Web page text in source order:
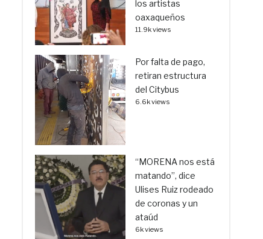
los artistas
oaxaqueños
11.9k views
Por falta de pago,
retiran estructura
del Citybus
6.6k views
“MORENA nos está
matando”, dice
Ulises Ruiz rodeado
de coronas y un
ataúd
6k views